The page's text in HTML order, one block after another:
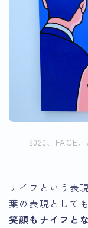
2020、FACE
ナイフという表
葉の表現として
笑顔もナイフと